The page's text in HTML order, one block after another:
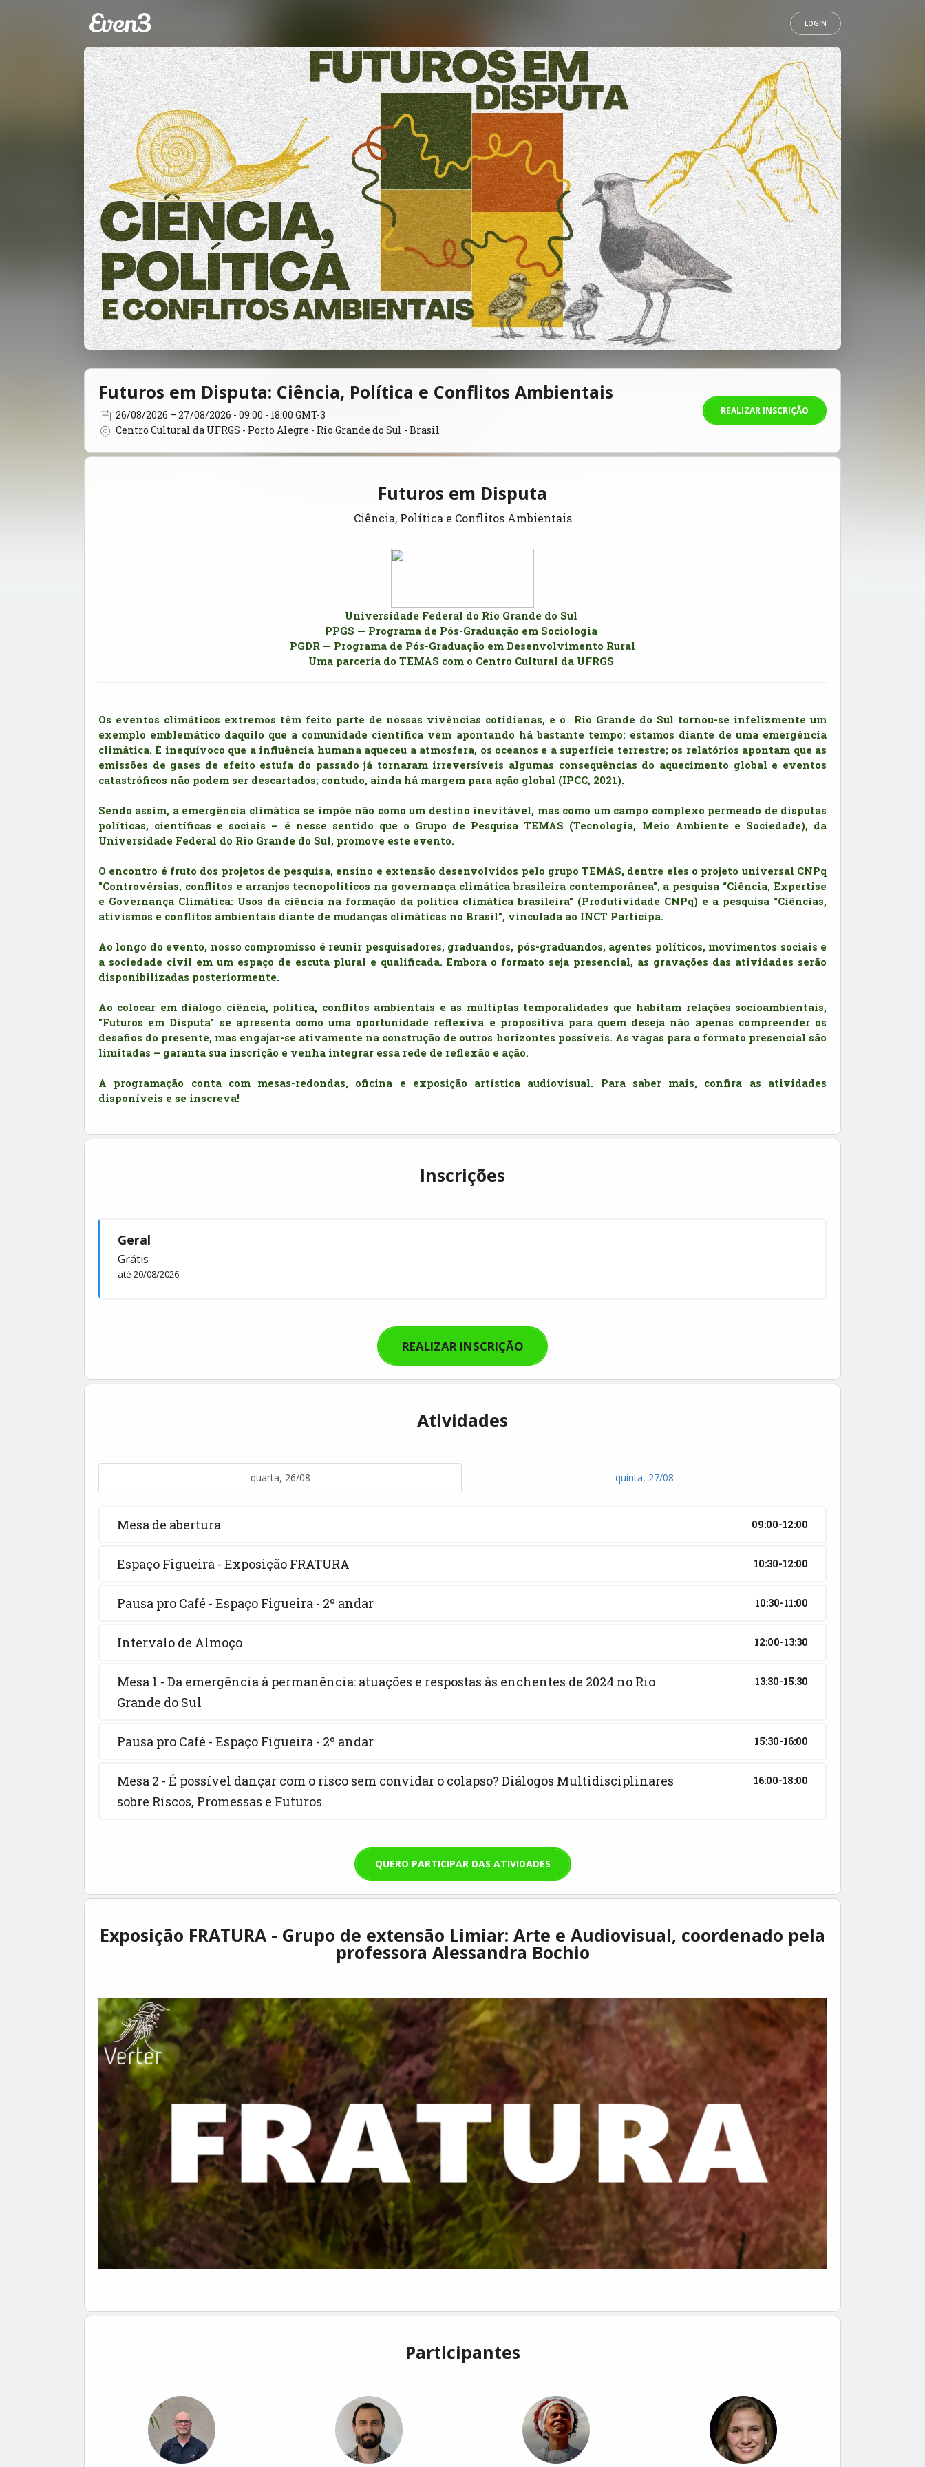
LOGIN
Futuros em Disputa: Ciência, Política e Conflitos Ambientais
26/08/2026 – 27/08/2026 - 09:00 - 18:00 GMT-3
Centro Cultural da UFRGS - Porto Alegre - Rio Grande do Sul - Brasil
REALIZAR INSCRIÇÃO
Futuros em Disputa
Ciência, Política e Conflitos Ambientais
Universidade Federal do Rio Grande do Sul
PPGS — Programa de Pós-Graduação em Sociologia
PGDR — Programa de Pós-Graduação em Desenvolvimento Rural
Uma parceria do TEMAS com o Centro Cultural da UFRGS
Os eventos climáticos extremos têm feito parte de nossas vivências cotidianas, e o  Rio Grande do Sul tornou-se infelizmente um
exemplo emblemático daquilo que a comunidade científica vem apontando há bastante tempo: estamos diante de uma emergência
climática. É inequívoco que a influência humana aqueceu a atmosfera, os oceanos e a superfície terrestre; os relatórios apontam que as
emissões de gases de efeito estufa do passado já tornaram irreversíveis algumas consequências do aquecimento global e eventos
catastróficos não podem ser descartados; contudo, ainda há margem para ação global (IPCC, 2021).
Sendo assim, a emergência climática se impõe não como um destino inevitável, mas como um campo complexo permeado de disputas
políticas, científicas e sociais – é nesse sentido que o Grupo de Pesquisa TEMAS (Tecnologia, Meio Ambiente e Sociedade), da
Universidade Federal do Rio Grande do Sul, promove este evento.
O encontro é fruto dos projetos de pesquisa, ensino e extensão desenvolvidos pelo grupo TEMAS, dentre eles o projeto universal CNPq
"Controvérsias, conflitos e arranjos tecnopolíticos na governança climática brasileira contemporânea", a pesquisa “Ciência, Expertise
e Governança Climática: Usos da ciência na formação da política climática brasileira” (Produtividade CNPq) e a pesquisa “Ciências,
ativismos e conflitos ambientais diante de mudanças climáticas no Brasil”, vinculada ao INCT Participa.
Ao longo do evento, nosso compromisso é reunir pesquisadores, graduandos, pós-graduandos, agentes políticos, movimentos sociais e
a sociedade civil em um espaço de escuta plural e qualificada. Embora o formato seja presencial, as gravações das atividades serão
disponibilizadas posteriormente.
Ao colocar em diálogo ciência, política, conflitos ambientais e as múltiplas temporalidades que habitam relações socioambientais,
"Futuros em Disputa" se apresenta como uma oportunidade reflexiva e propositiva para quem deseja não apenas compreender os
desafios do presente, mas engajar-se ativamente na construção de outros horizontes possíveis. As vagas para o formato presencial são
limitadas – garanta sua inscrição e venha integrar essa rede de reflexão e ação.
A programação conta com mesas-redondas, oficina e exposição artística audiovisual. Para saber mais, confira as atividades
disponíveis e se inscreva!
Inscrições
Geral
Grátis
até 20/08/2026
REALIZAR INSCRIÇÃO
Atividades
quarta, 26/08 quinta, 27/08
Mesa de abertura 09:00-12:00
Espaço Figueira - Exposição FRATURA 10:30-12:00
Pausa pro Café - Espaço Figueira - 2º andar 10:30-11:00
Intervalo de Almoço 12:00-13:30
Mesa 1 - Da emergência à permanência: atuações e respostas às enchentes de 2024 no Rio
Grande do Sul
13:30-15:30
Pausa pro Café - Espaço Figueira - 2º andar 15:30-16:00
Mesa 2 - É possível dançar com o risco sem convidar o colapso? Diálogos Multidisciplinares
sobre Riscos, Promessas e Futuros
16:00-18:00
QUERO PARTICIPAR DAS ATIVIDADES
Exposição FRATURA - Grupo de extensão Limiar: Arte e Audiovisual, coordenado pela
professora Alessandra Bochio
Participantes